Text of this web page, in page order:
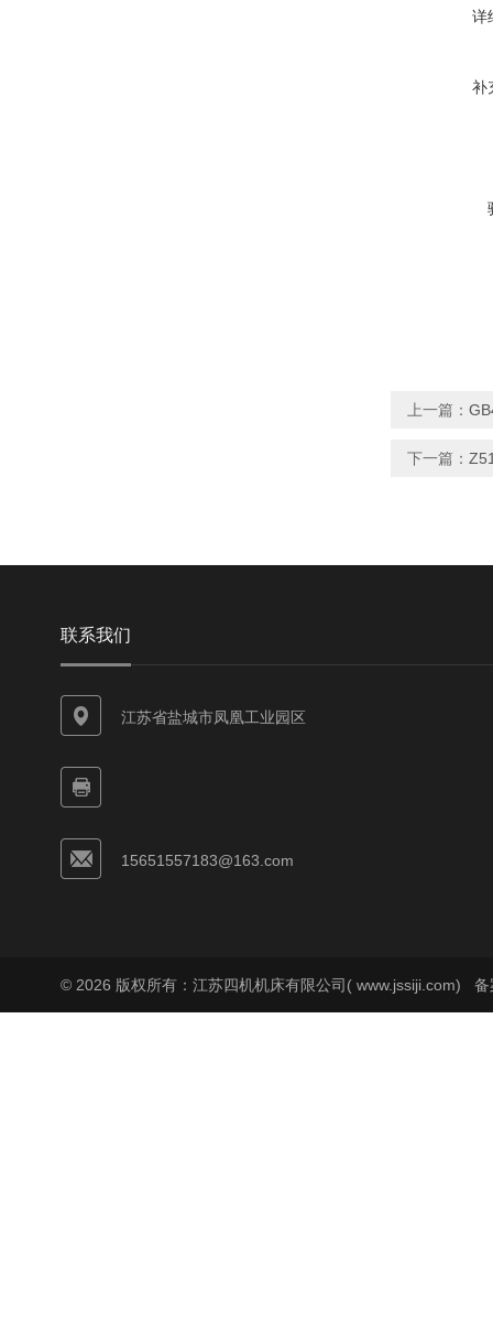
详
补
上一篇：
下一篇：
联系我们
江苏省盐城市凤凰工业园区
15651557183@163.com
© 2026 版权所有：江苏四机机床有限公司( www.jssiji.com) 备